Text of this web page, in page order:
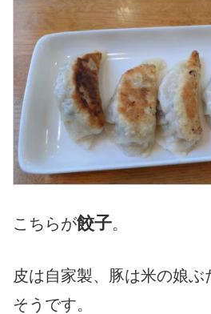
こちらが餃子。
皮は自家製、豚は米の娘ぶ
そうです。